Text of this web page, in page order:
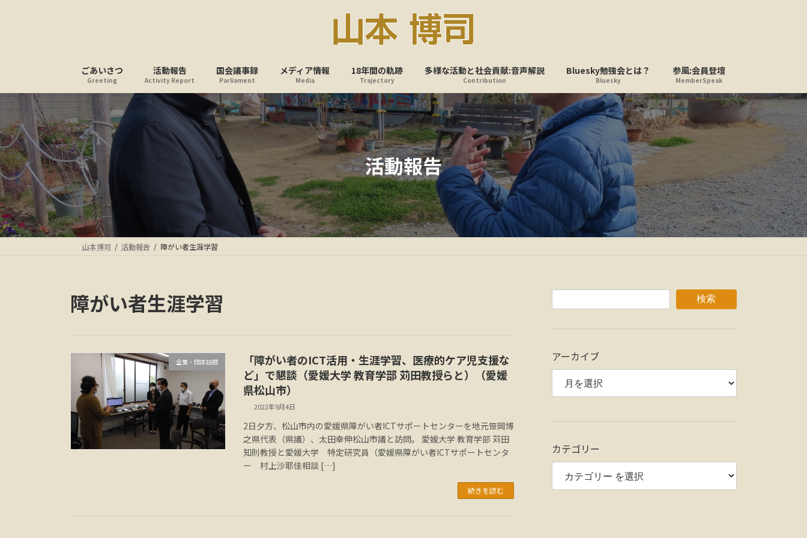
ス
キ
プ
ン
に
動
ごあいさつ
Greeting
活動報告
Activity Report
国会議事録
Parliament
メディア情報
Media
18年間の軌跡
Trajectory
多様な活動と社会貢献:音声解説
Contribution
Bluesky勉強会とは？
Bluesky
参風:会員登壇
MemberSpeak
活動報告
山本博司 活動報告 障がい者生涯学習
障がい者生涯学習
企業・団体訪問
「障がい者のICT活用・生涯学習、医療的ケア児支援な
ど」で懇談（愛媛大学 教育学部 苅田教授らと）（愛媛
県松山市）
2022年9月4日
2日夕方、松山市内の愛媛県障がい者ICTサポートセンターを地元笹岡博
之県代表（県議）、太田幸伸松山市議と訪問。 愛媛大学 教育学部 苅田
知則教授と愛媛大学 特定研究員（愛媛県障がい者ICTサポートセンタ
ー 村上沙耶佳相談 […]
続きを読む
検索
アーカイブ
カテゴリー